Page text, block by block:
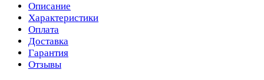
Описание
Характеристики
Оплата
Доставка
Гарантия
Отзывы